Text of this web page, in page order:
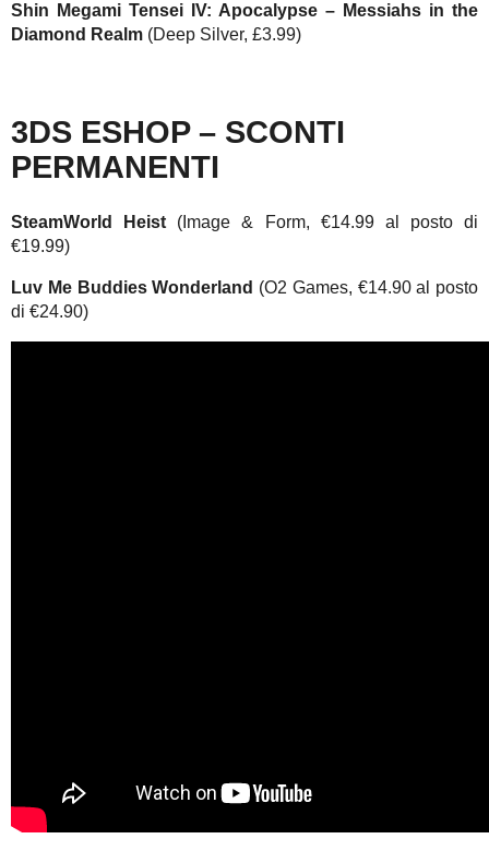
Shin Megami Tensei IV: Apocalypse – Messiahs in the
Diamond Realm (Deep Silver, £3.99)
3DS ESHOP – SCONTI
PERMANENTI
SteamWorld Heist (Image & Form, €14.99 al posto di
€19.99)
Luv Me Buddies Wonderland (O2 Games, €14.90 al posto
di €24.90)